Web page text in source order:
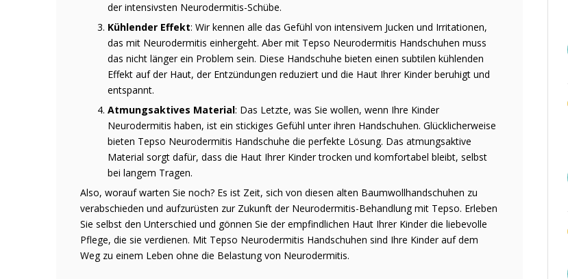
der intensivsten Neurodermitis-Schübe.
Kühlender Effekt: Wir kennen alle das Gefühl von intensivem Jucken und Irritationen,
das mit Neurodermitis einhergeht. Aber mit Tepso Neurodermitis Handschuhen muss
das nicht länger ein Problem sein. Diese Handschuhe bieten einen subtilen kühlenden
Effekt auf der Haut, der Entzündungen reduziert und die Haut Ihrer Kinder beruhigt und
entspannt.
Atmungsaktives Material: Das Letzte, was Sie wollen, wenn Ihre Kinder
Neurodermitis haben, ist ein stickiges Gefühl unter ihren Handschuhen. Glücklicherweise
bieten Tepso Neurodermitis Handschuhe die perfekte Lösung. Das atmungsaktive
Material sorgt dafür, dass die Haut Ihrer Kinder trocken und komfortabel bleibt, selbst
bei langem Tragen.
Also, worauf warten Sie noch? Es ist Zeit, sich von diesen alten Baumwollhandschuhen zu
verabschieden und aufzurüsten zur Zukunft der Neurodermitis-Behandlung mit Tepso. Erleben
Sie selbst den Unterschied und gönnen Sie der empfindlichen Haut Ihrer Kinder die liebevolle
Pflege, die sie verdienen. Mit Tepso Neurodermitis Handschuhen sind Ihre Kinder auf dem
Weg zu einem Leben ohne die Belastung von Neurodermitis.